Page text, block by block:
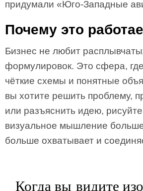
придумали «Юго-Западные
Почему это
Бизнес не любит
формулировок. Это сфера,
чёткие схемы и понятные
вы хотите решить проблему,
или разъяснить идею,
визуальное мышление
больше охватывает и
Когда вы видите